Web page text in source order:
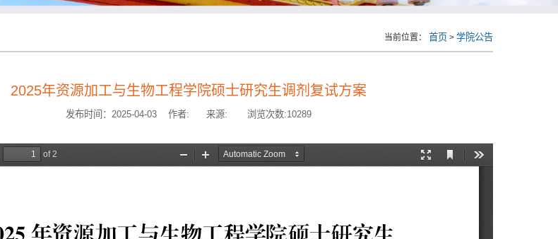
当前位置： 首页 > 学院公告
2025年资源加工与生物工程学院硕士研究生调剂复试方案
发布时间：2025-04-03 作者: 来源: 浏览次数:10289